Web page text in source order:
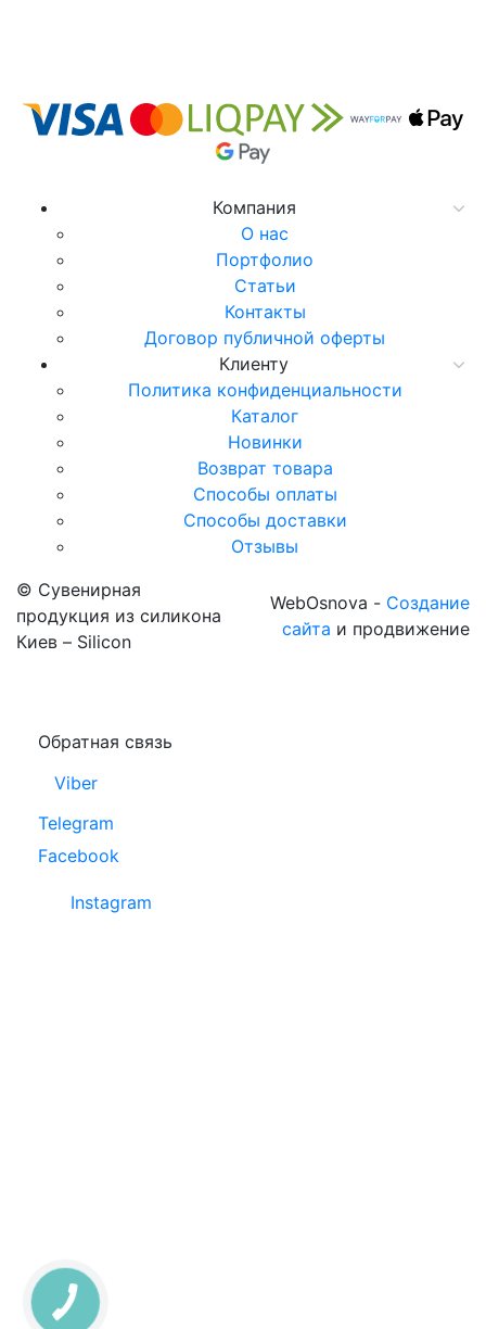
Компания
О нас
Портфолио
Статьи
Контакты
Договор публичной оферты
Клиенту
Политика конфиденциальности
Каталог
Новинки
Возврат товара
Способы оплаты
Способы доставки
Отзывы
© Сувенирная
продукция из силикона
Киев – Silicon
WebOsnova - Создание
сайта и продвижение
Обратная связь
Viber
Telegram
Facebook
Instagram